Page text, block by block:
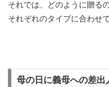
それでは、どのように贈る
それぞれのタイプに合わせ
母の日に義母への差出